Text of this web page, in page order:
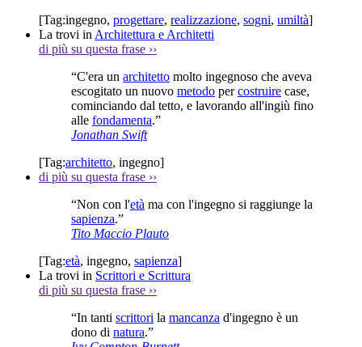
[Tag:ingegno, progettare, realizzazione, sogni, umiltà]
La trovi in Architettura e Architetti
di più su questa frase ››
“C'era un architetto molto ingegnoso che aveva
escogitato un nuovo metodo percostruire case,
cominciando dal tetto, e lavorando all'ingiù fino
alle fondamenta.”
Jonathan Swift
[Tag:architetto, ingegno]
di più su questa frase ››
“Non con l'età ma con l'ingegno si raggiunge la
sapienza.”
Tito Maccio Plauto
[Tag:età, ingegno, sapienza]
La trovi in Scrittori e Scrittura
di più su questa frase ››
“In tanti scrittori la mancanza d'ingegno è un
dono di natura.”